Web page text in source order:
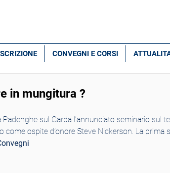
CONVEGNI E CORSI
in mungitura ?
sul Garda l’annunciato seminario sul
ospite d’onore Steve Nickerson. La prima